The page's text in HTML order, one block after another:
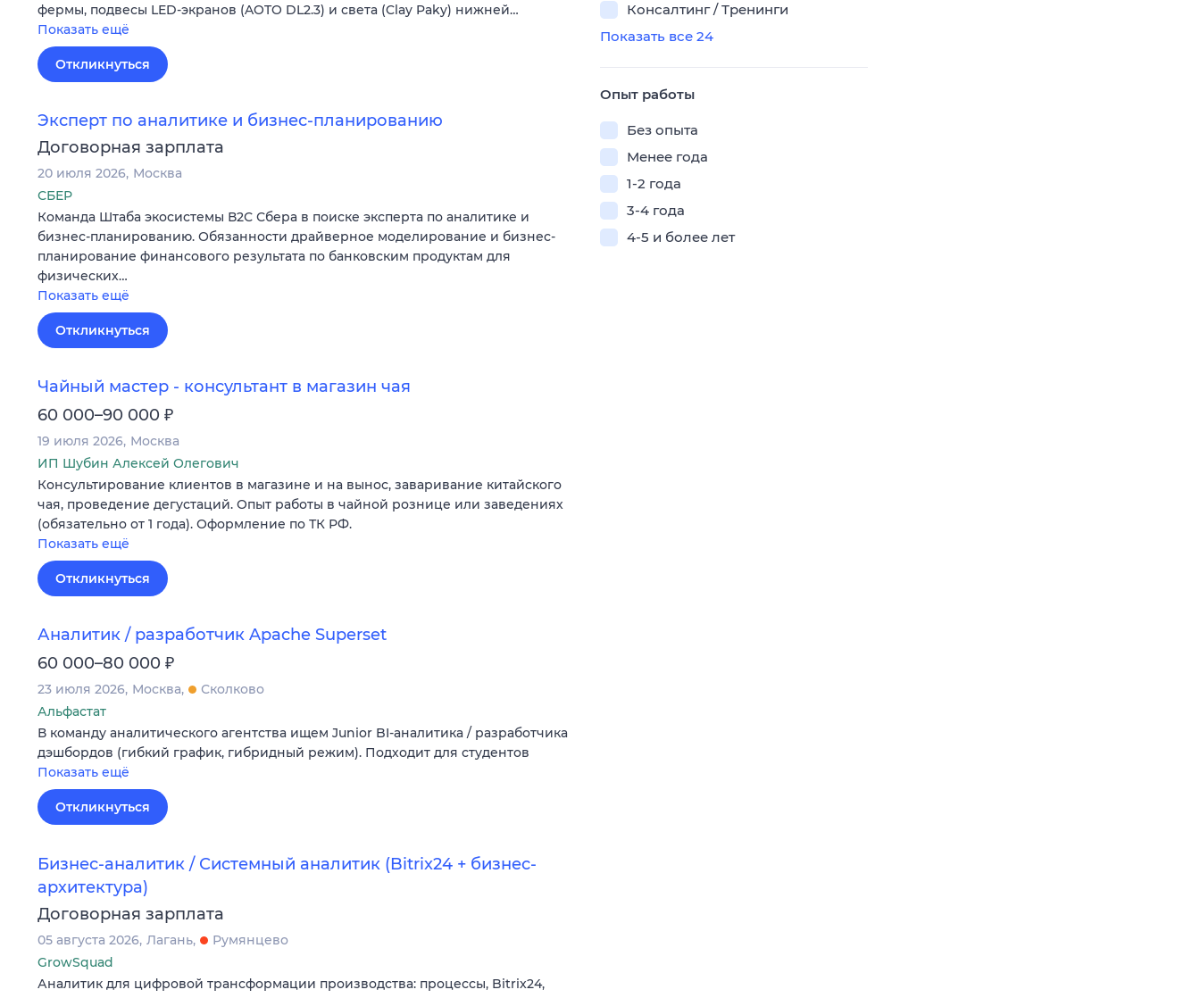
фермы, подвесы LED-экранов (AOTO DL2.3) и света (Clay Paky) нижней…
Показать ещё
Откликнуться
Эксперт по аналитике и бизнес-планированию
Договорная зарплата
20 июля 2026 Москва
СБЕР
Команда Штаба экосистемы В2С Сбера в поиске эксперта по аналитике и
бизнес-планированию. Обязанности драйверное моделирование и бизнес-
планирование финансового результата по банковским продуктам для
физических…
Показать ещё
Откликнуться
Чайный мастер - консультант в магазин чая
60 000–90 000 ₽
19 июля 2026 Москва
ИП Шубин Алексей Олегович
Консультирование клиентов в магазине и на вынос, заваривание китайского
чая, проведение дегустаций. Опыт работы в чайной рознице или заведениях
(обязательно от 1 года). Оформление по ТК РФ.
Показать ещё
Откликнуться
Аналитик / разработчик Apache Superset
60 000–80 000 ₽
23 июля 2026 Москва
Сколково
Альфастат
В команду аналитического агентства ищем Junior BI-аналитика / разработчика
дэшбордов (гибкий график, гибридный режим). Подходит для студентов
Показать ещё
Откликнуться
Бизнес-аналитик / Системный аналитик (Bitrix24 + бизнес-
архитектура)
Договорная зарплата
05 августа 2026 Лагань
Румянцево
GrowSquad
Аналитик для цифровой трансформации производства: процессы, Bitrix24,
Консалтинг / Тренинги
Показать все 24
Опыт работы
Без опыта
Менее года
1-2 года
3-4 года
4-5 и более лет